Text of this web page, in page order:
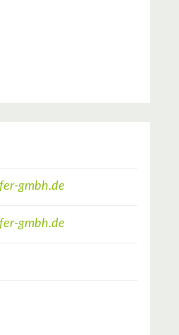
gmbh.de
gmbh.de